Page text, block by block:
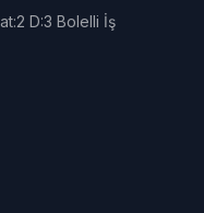
D:3 Bolelli İş